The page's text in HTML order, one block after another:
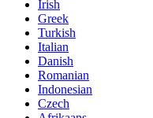
Irish
Greek
Turkish
Italian
Danish
Romanian
Indonesian
Czech